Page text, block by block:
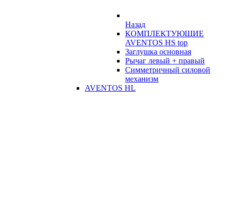
Назад
КОМПЛЕКТУЮЩИЕ
AVENTOS HS top
Заглушка основная
Рычаг левый + правый
Симметричный силовой
механизм
AVENTOS HL